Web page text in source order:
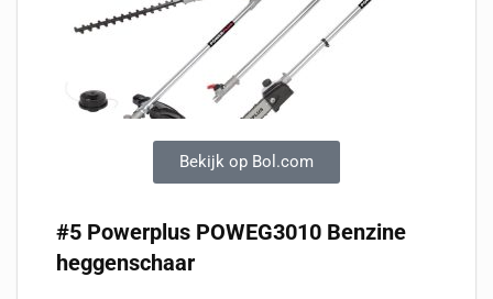
Bekijk op Bol.com
#5 Powerplus POWEG3010 Benzine
heggenschaar